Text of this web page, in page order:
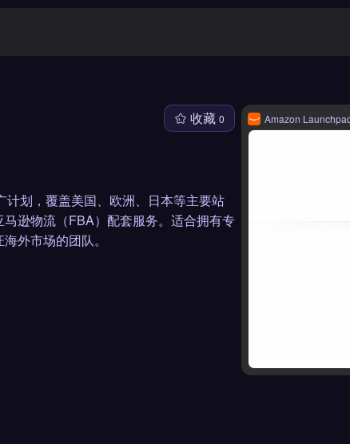
收藏 0
划，覆盖美国、欧洲、日本等主要站
逊物流（FBA）配套服务。适合拥有专
外市场的团队。
Amazon